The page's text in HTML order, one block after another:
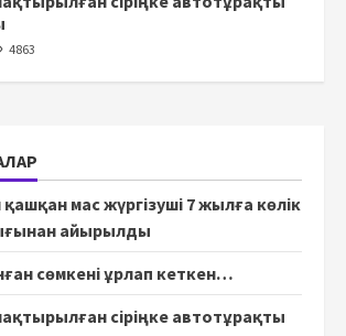
4863
мас жүргізуші 7 жылға көлік
айырылды
сөмкені ұрлап кеткен…
сіріңке автотұрақты